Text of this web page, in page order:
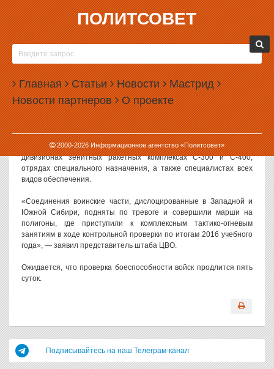
ПОЛИТСОВЕТ
Главная Статьи Новости Мастрид
Новости партнеров О проекте
2000-2026Информационное агентство «Политсовет»
18.10.2016, 10:38
ВОЙСКА ЦВО ПОДНЯТЫ ПО ТРЕВОГЕ
Минобороны подняло по тревоге войска Центрального военного
округа, штаб которого расположен в Екатеринбурге. Учения,
стартовавшие сегодня, проходят в Сибири.
КаксообщаетРИА «Новости», по тревоге поднято 20 тысяч
военнослужащих. Речь идет о мотострелковых, танковых,
артиллерийских подразделениях, экипажах авиабазы Толмачево,
дивизионах зенитных ракетных комплексах С-300 и С-400,
отрядах специального назначения, а также специалистах всех
видов обеспечения.
«Соединения воинские части, дислоцированные в Западной и
Южной Сибири, подняты по тревоге и совершили марши на
полигоны, где приступили к комплексным тактико-огневым
занятиям в ходе контрольной проверки по итогам 2016 учебного
года», — заявил представитель штаба ЦВО.
Ожидается, что проверка боеспособности войск продлится пять
суток.
Подписывайтесь на наш Телеграм-канал